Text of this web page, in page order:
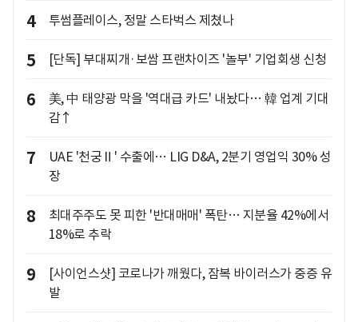
4 투썸플레이스, 정말 스타벅스 제쳤나
5 [단독] 부대찌개·보쌈 프랜차이즈 '놀부' 기업회생 신청
6
美, 中 태양광 막을 '역대급 카드' 내놨다… 韓 업계 기대
감↑
7
UAE '천궁Ⅱ' 수출에… LIG D&A, 2분기 영업익 30% 성
장
8
최대주주도 못 피한 '반대매매' 폭탄… 지분율 42%에서
18%로 추락
9
[사이언스샷] 코로나가 깨웠다, 잠복 바이러스가 중증 유
발